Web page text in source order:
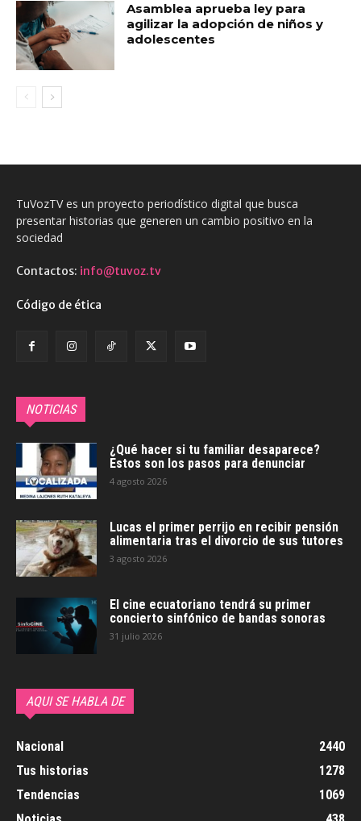
Asamblea aprueba ley para
agilizar la adopción de niños y
adolescentes
TuVozTV es un proyecto periodístico digital que busca
presentar historias que generen un cambio positivo en la
sociedad
Contactos: info@tuvoz.tv
Código de ética
NOTICIAS
¿Qué hacer si tu familiar desaparece?
Estos son los pasos para denunciar
4 agosto 2026
Lucas el primer perrijo en recibir pensión
alimentaria tras el divorcio de sus tutores
3 agosto 2026
El cine ecuatoriano tendrá su primer
concierto sinfónico de bandas sonoras
31 julio 2026
AQUI SE HABLA DE
Nacional
2440
Tus historias
1278
Tendencias
1069